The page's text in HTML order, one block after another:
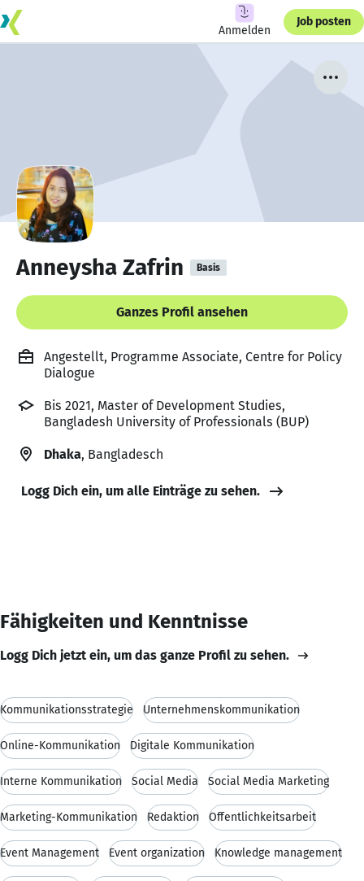
Anmelden
Job posten
Anneysha Zafrin Basis
Ganzes Profil ansehen
Angestellt, Programme Associate, Centre for Policy
Dialogue
Bis 2021, Master of Development Studies,
Bangladesh University of Professionals (BUP)
Dhaka, Bangladesch
Logg Dich ein, um alle Einträge zu sehen.
Fähigkeiten und Kenntnisse
Logg Dich jetzt ein, um das ganze Profil zu sehen.
Kommunikationsstrategie Unternehmenskommunikation
Online-Kommunikation Digitale Kommunikation
Interne Kommunikation Social Media Social Media Marketing
Marketing-Kommunikation Redaktion Öffentlichkeitsarbeit
Event Management Event organization Knowledge management